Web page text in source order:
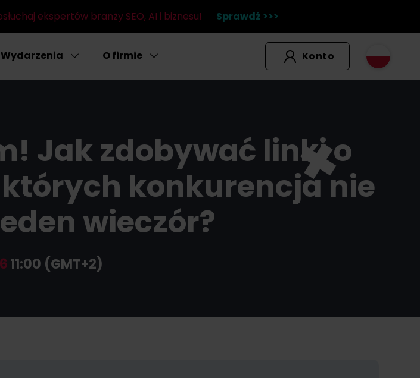
ekspertów branży SEO, AI i biznesu! Sprawdź >>>
Wydarzenia O firmie Konto
Jak zdobywać linki o
konkurencja nie
wieczór?
11:00 (GMT+2)